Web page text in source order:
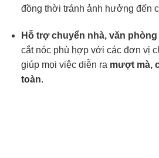
đồng thời tránh ảnh hưởng đến
Hỗ trợ chuyển nhà, văn
cắt nóc phù hợp với các đơn vị
giúp mọi việc diễn ra mượt mà,
toàn.